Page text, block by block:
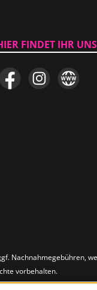
FINDET IHR
FacebookInstagramWebsite
Nachnahmegebühren,
vorbehalten.